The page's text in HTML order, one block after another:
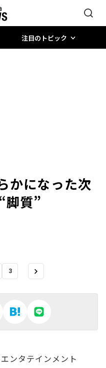
注目のトピック
かになった次
脚質”
3
ンタテインメント